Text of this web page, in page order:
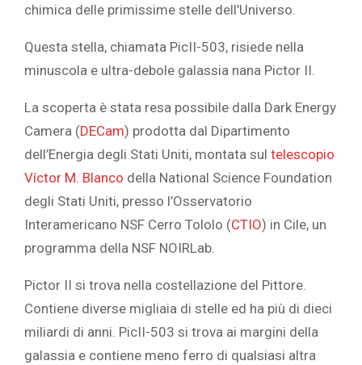
chimica delle primissime stelle dell’Universo.
Questa stella, chiamata PicII-503, risiede nella
minuscola e ultra-debole galassia nana Pictor II.
La scoperta è stata resa possibile dalla Dark Energy
Camera (DECam) prodotta dal Dipartimento
dell’Energia degli Stati Uniti, montata sul telescopio
Víctor M. Blanco della National Science Foundation
degli Stati Uniti, presso l’Osservatorio
Interamericano NSF Cerro Tololo (CTIO) in Cile, un
programma della NSF NOIRLab.
Pictor II si trova nella costellazione del Pittore.
Contiene diverse migliaia di stelle ed ha più di dieci
miliardi di anni. PicII-503 si trova ai margini della
galassia e contiene meno ferro di qualsiasi altra